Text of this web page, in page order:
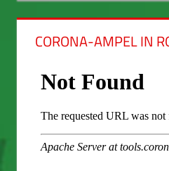
CORONA-AMPEL IN